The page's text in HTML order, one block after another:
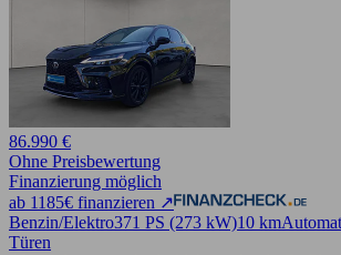
86.990 €
Ohne Preisbewertung
Finanzierung möglich
ab 1185€ finanzieren ↗
Benzin/Elektro371 PS (273 kW)10 km
Türen